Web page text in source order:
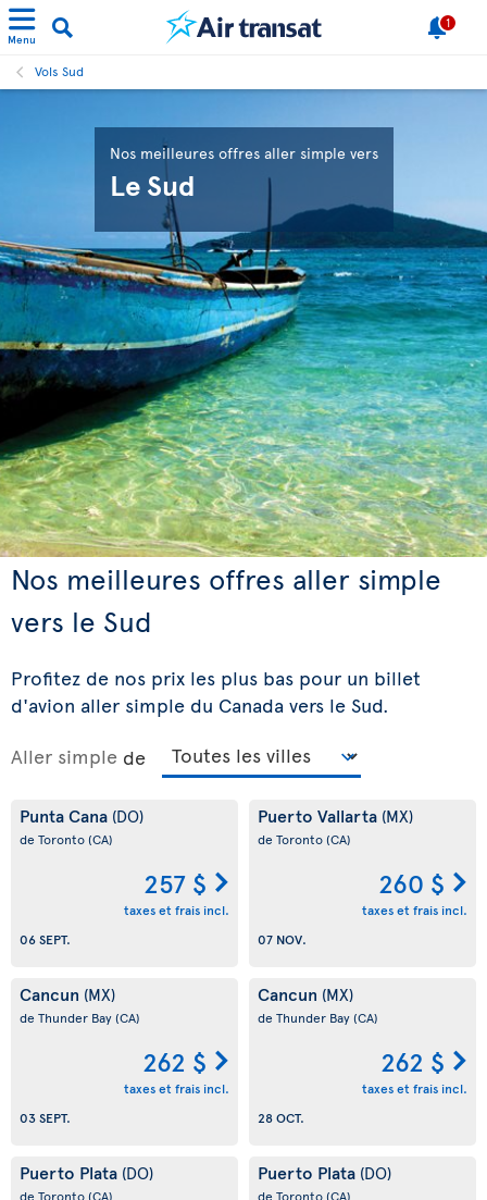
Menu
1
Vols Sud
Nos meilleures offres aller simple vers
Le Sud
Nos meilleures offres aller simple
vers le Sud
Profitez de nos prix les plus bas pour un billet
d'avion aller simple du Canada vers le Sud.
Aller simple de
Punta Cana (DO)
de Toronto(CA)
257 $
taxes et frais incl.
06 SEPT.
Puerto Vallarta (MX)
de Toronto(CA)
260 $
taxes et frais incl.
07 NOV.
Cancun (MX)
de Thunder Bay(CA)
262 $
taxes et frais incl.
03 SEPT.
Cancun (MX)
de Thunder Bay(CA)
262 $
taxes et frais incl.
28 OCT.
Puerto Plata (DO)
de Toronto(CA)
Puerto Plata (DO)
de Toronto(CA)